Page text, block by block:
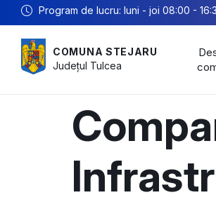
Program de lucru: luni - joi 08:00 -
COMUNA STEJARU
Județul Tulcea